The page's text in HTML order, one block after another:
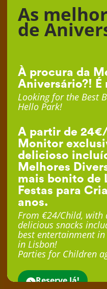
As
de
À procura da
Aniversário?! É
Looking for the Best
Hello Park!
A partir de
Monitor
delicioso
Melhores
mais bonito de
Festas para
anos.
From €24/Child, with
delicious snacks
best entertainment
in Lisbon!
Parties for Children
Reserve Já!